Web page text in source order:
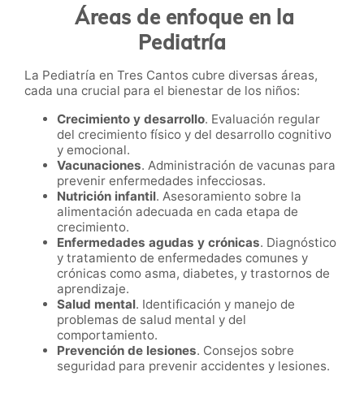
Áreas de enfoque en la
Pediatría
La Pediatría en Tres Cantos cubre diversas áreas,
cada una crucial para el bienestar de los niños:
Crecimiento y desarrollo. Evaluación regular
del crecimiento físico y del desarrollo cognitivo
y emocional.
Vacunaciones. Administración de vacunas para
prevenir enfermedades infecciosas.
Nutrición infantil. Asesoramiento sobre la
alimentación adecuada en cada etapa de
crecimiento.
Enfermedades agudas y crónicas. Diagnóstico
y tratamiento de enfermedades comunes y
crónicas como asma, diabetes, y trastornos de
aprendizaje.
Salud mental. Identificación y manejo de
problemas de salud mental y del
comportamiento.
Prevención de lesiones. Consejos sobre
seguridad para prevenir accidentes y lesiones.